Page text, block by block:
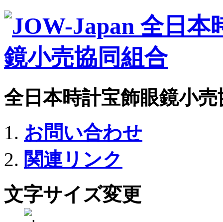
全日本時計宝飾眼鏡小
お問い合わせ
関連リンク
文字サイズ変更